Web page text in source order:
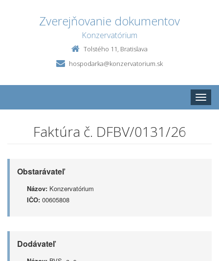
Zverejňovanie dokumentov
Konzervatórium
Tolstého 11, Bratislava
hospodarka@konzervatorium.sk
Toggle
Faktúra č. DFBV/0131/26
Obstarávateľ
Názov: Konzervatórium
IČO: 00605808
Dodávateľ